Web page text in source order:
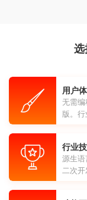
选
用户
无需
版。
行业
源生语
二次开